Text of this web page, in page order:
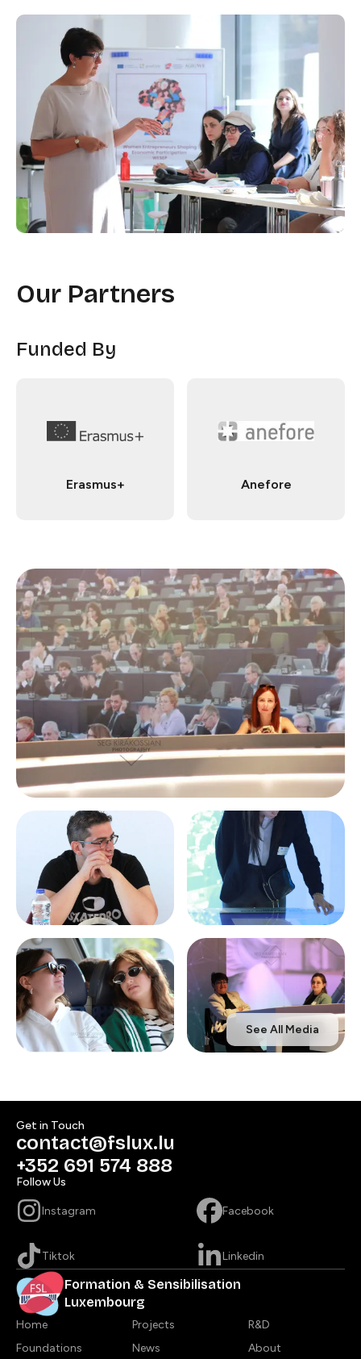
Our Partners
Funded By​​​​‌ ‍ ​‍​‍‌‍ ‌ ​‍‌‍‍‌‌‍‌ ‌‍‍‌‌‍ ‍​‍​‍​ ‍‍​‍​‍‌ ​ ‌‍​‌‌‍ ‍‌‍‍‌‌ ‌​‌ ‍‌​‍ ‍‌‍‍‌‌‍ ​‍​‍​‍ ​​‍​‍‌‍‍​‌ ​‍‌‍‌‌‌‍‌‍​‍​‍​ ‍‍​‍​‍​‍ ‌ ​ ‌ ‌​‌ ‌‌‌‍‌​‌‍‍‌‌‍ ​‍ ‌‍‍‌‌‍ ‍‌ ‌​‌‍‌‌‌‍ ‍‌ ‌​​‍ ‌‍‌‌‌‍‌​‌‍‍‌‌ ‌​​‍ ‌‍ ‌‌‍ ‌‍‌​‌‍‌‌​ ‌‌ ​​‌ ​‍‌‍‌‌‌ ​ ‌‍‌‌‌‍ ‍‌ ‌​‌‍​‌‌ ‌​‌‍‍‌‌‍ ‌‍ ‍​ ‍ ‌‍‍‌‌‍‌​​ ‌​ ‌ ‌‍​‍​ ​‍​ ​ ‌‍​‌​ ​ ‌‍​ ​ ‌​​‍ ‌​ ‍​​ ‌​‌‍‌‍‌‍‌‍​‍ ‌​ ‌​​ ​‌​ ‌‌​ ‌​​‍ ‌‌‍​‌​ ​‍‌‍‌‍​ ‌‌​‍ ‌‌‍​‌​ ‍​​ ​ ​ ‌ ‌‍‌​​ ​‌​ ‌‌‌‍​‌​ ‍‌​ ​​‌‍‌‍‌‍‌‍​ ‍ ‌ ‌​‌ ‍‌‌ ​​‌‍‌‌​ ‌‌ ​​‌ ​‍‌‍ ‌‍‍‍‌‍‌‌‌‍​ ‌ ‌​​ ‍ ‌ ​​‌‍​‌‌ ‌​‌‍‍​​ ‌‌ ​​‌‍​‌‌ ​‍‌ ‌​‌‍ ‍‌‍‌‌‌ ​‍‌ ​ ‌‌​ ‌‍‌‌‌‍​ ‌ ‌​‌‍‍‌‌‍ ‌‍ ‍‌ ​ ​‍‌‌​ ‌‌‌​​‍‌‌ ‌‍‍ ‌‍‌‌‌ ‍‌​‍‌‌​ ​ ‌​‌​​‍‌‌​ ​ ‌​‌​​‍‌‌​ ​‍​ ​‍​ ​​​ ​ ​ ​​​ ​‍‌‍‌​‌‍‌‍​ ‌ ‌‍​‌​ ‌‍​ ‌‍​ ​​​ ​​​‍‌‌​ ​‍​ ​‍​‍‌‌​ ‌‌‌​‌​​‍ ‍‌ ‌​‌‍‍‌‌ ‌​‌‍ ​‌‍‌‌​ ‌‍​‍‌‍​‌‌ ​ ‌‍‌‌‌‌‌‌‌ ​‍‌‍ ​​ ‌​‍‌‌​ ​‍‌​‌‍‌ ​ ‌ ‌​‌ ‌‌‌‍‌​‌‍‍‌‌‍ ​‍‌‍‌‍‍‌‌‍‌​​ ‌​ ‌ ‌‍​‍​ ​‍​ ​ ‌‍​‌​ ​ ‌‍​ ​ ‌​​‍ ‌​ ‍​​ ‌​‌‍‌‍‌‍‌‍​‍ ‌​ ‌​​ ​‌​ ‌‌​ ‌​​‍ ‌‌‍​‌​ ​‍‌‍‌‍​ ‌‌​‍ ‌‌‍​‌​ ‍​​ ​ ​ ‌ ‌‍‌​​ ​‌​ ‌‌‌‍​‌​ ‍‌​ ​​‌‍‌‍‌‍‌‍​‍‌‍‌ ‌​‌ ‍‌‌ ​​‌‍‌‌​ ‌‌ ​​‌ ​‍‌‍ ‌‍‍‍‌‍‌‌‌‍​ ‌ ‌​​‍‌‍‌ ​​‌‍​‌‌ ‌​‌‍‍​​ ‌‌ ​​‌‍​‌‌ ​‍‌ ‌​‌‍ ‍‌‍‌‌‌ ​‍‌ ​ ‌‌​ ‌‍‌‌‌‍​ ‌ ‌​‌‍‍‌‌‍ ‌‍ ‍‌ ​ ​‍‌‌​ ‌‌‌​​‍‌‌ ‌‍‍ ‌‍‌‌‌ ‍‌​‍‌‌​ ​ ‌​‌​​‍‌‌​ ​ ‌​‌​​‍‌‌​ ​‍​ ​‍​ ​​​ ​ ​ ​​​ ​‍‌‍‌​‌‍‌‍​ ‌ ‌‍​‌​ ‌‍​ ‌‍​ ​​​ ​​​‍‌‌​ ​‍​ ​‍​‍‌‌​ ‌‌‌​‌​​‍ ‍‌ ‌​‌‍‍‌‌ ‌​‌‍ ​‌‍‌‌​‍‌‍‌ ​​‌‍‌‌‌ ​‍‌ ​ ‌ ​​‌‍‌‌‌‍​ ‌ ‌​‌‍‍‌‌ ‌‍‌‍‌‌​ ‌‌ ​​‌ ‌‌‌‍​‍‌‍ ​‌‍‍‌‌ ​ ‌‍‍​‌‍‌‌‌‍‌​​‍​‍‌ ‌
Erasmus+​​​​‌ ‍ ​‍​‍‌‍ ‌ ​‍‌‍‍‌‌‍‌ ‌‍‍‌‌‍ ‍​‍​‍​ ‍‍​‍​‍‌ ​ ‌‍​‌‌‍ ‍‌‍‍‌‌ ‌​‌ ‍‌​‍ ‍‌‍‍‌‌‍ ​‍​‍​‍ ​​‍​‍‌‍‍​‌ ​‍‌‍‌‌‌‍‌‍​‍​‍​ ‍‍​‍​‍​‍ ‌ ​ ‌ ‌​‌ ‌‌‌‍‌​‌‍‍‌‌‍ ​‍ ‌‍‍‌‌‍ ‍‌ ‌​‌‍‌‌‌‍ ‍‌ ‌​​‍ ‌‍‌‌‌‍‌​‌‍‍‌‌ ‌​​‍ ‌‍ ‌‌‍ ‌‍‌​‌‍‌‌​ ‌‌ ​​‌ ​‍‌‍‌‌‌ ​ ‌‍‌‌‌‍ ‍‌ ‌​‌‍​‌‌ ‌​‌‍‍‌‌‍ ‌‍ ‍​ ‍ ‌‍‍‌‌‍‌​​ ‌​ ‍​​ ‌‍​ ‌​​ ‌‌​ ​‌​ ‌‌‌‍‌‌​ ​‍​‍ ‌​ ​​‌‍​‌‌‍​‍‌‍​ ​‍ ‌​ ‌​‌‍‌‍​ ​‍‌‍‌​​‍ ‌​ ‍​​ ‌‍‌‍​ ‌‍‌‍​‍ ‌‌‍‌‌​ ‌‌​ ‍​‌‍‌​​ ​‍​ ‌​​ ​‍‌‍​‌​ ​‍​ ‌‌‌‍​‌‌‍‌‌​ ‍ ‌ ‌​‌ ‍‌‌ ​​‌‍‌‌​ ‌‌ ​​‌‍​‌‌ ​‍‌ ‌​‌‍ ‍‌‍‌‌‌ ​‍​ ‍ ‌ ​​‌‍​‌‌ ‌​‌‍‍​​ ‌‌‍ ‍‌‍​‌‌‍ ‌‌‍‌‌​ ‌‍​‍‌‍​‌‌ ​ ‌‍‌‌‌‌‌‌‌ ​‍‌‍ ​​ ‌​‍‌‌​ ​‍‌​‌‍‌ ​ ‌ ‌​‌ ‌‌‌‍‌​‌‍‍‌‌‍ ​‍‌‍‌‍‍‌‌‍‌​​ ‌​ ‍​​ ‌‍​ ‌​​ ‌‌​ ​‌​ ‌‌‌‍‌‌​ ​‍​‍ ‌​ ​​‌‍​‌‌‍​‍‌‍​ ​‍ ‌​ ‌​‌‍‌‍​ ​‍‌‍‌​​‍ ‌​ ‍​​ ‌‍‌‍​ ‌‍‌‍​‍ ‌‌‍‌‌​ ‌‌​ ‍​‌‍‌​​ ​‍​ ‌​​ ​‍‌‍​‌​ ​‍​ ‌‌‌‍​‌‌‍‌‌​‍‌‍‌ ‌​‌ ‍‌‌ ​​‌‍‌‌​ ‌‌ ​​‌‍​‌‌ ​‍‌ ‌​‌‍ ‍‌‍‌‌‌ ​‍​‍‌‍‌ ​​‌‍​‌‌ ‌​‌‍‍​​ ‌‌‍ ‍‌‍​‌‌‍ ‌‌‍‌‌​‍‌‍‌ ​​‌‍‌‌‌ ​‍‌ ​ ‌ ​​‌‍‌‌‌‍​ ‌ ‌​‌‍‍‌‌ ‌‍‌‍‌‌​ ‌‌ ​​‌ ‌‌‌‍​‍‌‍ ​‌‍‍‌‌ ​ ‌‍‍​‌‍‌‌‌‍‌​​‍​‍‌ ‌ Anefore​​​​‌ ‍ ​‍​‍‌‍ ‌ ​‍‌‍‍‌‌‍‌ ‌‍‍‌‌‍ ‍​‍​‍​ ‍‍​‍​‍‌ ​ ‌‍​‌‌‍ ‍‌‍‍‌‌ ‌​‌ ‍‌​‍ ‍‌‍‍‌‌‍ ​‍​‍​‍ ​​‍​‍‌‍‍​‌ ​‍‌‍‌‌‌‍‌‍​‍​‍​ ‍‍​‍​‍​‍ ‌ ​ ‌ ‌​‌ ‌‌‌‍‌​‌‍‍‌‌‍ ​‍ ‌‍‍‌‌‍ ‍‌ ‌​‌‍‌‌‌‍ ‍‌ ‌​​‍ ‌‍‌‌‌‍‌​‌‍‍‌‌ ‌​​‍ ‌‍ ‌‌‍ ‌‍‌​‌‍‌‌​ ‌‌ ​​‌ ​‍‌‍‌‌‌ ​ ‌‍‌‌‌‍ ‍‌ ‌​‌‍​‌‌ ‌​‌‍‍‌‌‍ ‌‍ ‍​ ‍ ‌‍‍‌‌‍‌​​ ‌​ ‌‌​ ​ ​ ‌​​ ‌ ​ ​‍​ ​‌‌‍‌‍‌‍​‌​‍ ‌​ ​‌​ ​​​ ‌‌​ ​ ​‍ ‌​ ‌​‌‍‌‍‌‍​ ​ ​‌​‍ ‌​ ‍‌‌‍​‍​ ‍‌‌‍‌​​‍ ‌‌‍​‍​ ‌‍​ ‌‌‌‍​ ​ ​‌‌‍​‍‌‍‌​‌‍‌‍​ ​‍‌‍​‍​ ‍​​ ‌‍​ ‍ ‌ ‌​‌ ‍‌‌ ​​‌‍‌‌​ ‌‌ ​​‌‍​‌‌ ​‍‌ ‌​‌‍ ‍‌‍‌‌‌ ​‍​ ‍ ‌ ​​‌‍​‌‌ ‌​‌‍‍​​ ‌‌‍ ‍‌‍​‌‌‍ ‌‌‍‌‌​ ‌‍​‍‌‍​‌‌ ​ ‌‍‌‌‌‌‌‌‌ ​‍‌‍ ​​ ‌​‍‌‌​ ​‍‌​‌‍‌ ​ ‌ ‌​‌ ‌‌‌‍‌​‌‍‍‌‌‍ ​‍‌‍‌‍‍‌‌‍‌​​ ‌​ ‌‌​ ​ ​ ‌​​ ‌ ​ ​‍​ ​‌‌‍‌‍‌‍​‌​‍ ‌​ ​‌​ ​​​ ‌‌​ ​ ​‍ ‌​ ‌​‌‍‌‍‌‍​ ​ ​‌​‍ ‌​ ‍‌‌‍​‍​ ‍‌‌‍‌​​‍ ‌‌‍​‍​ ‌‍​ ‌‌‌‍​ ​ ​‌‌‍​‍‌‍‌​‌‍‌‍​ ​‍‌‍​‍​ ‍​​ ‌‍​‍‌‍‌ ‌​‌ ‍‌‌ ​​‌‍‌‌​ ‌‌ ​​‌‍​‌‌ ​‍‌ ‌​‌‍ ‍‌‍‌‌‌ ​‍​‍‌‍‌ ​​‌‍​‌‌ ‌​‌‍‍​​ ‌‌‍ ‍‌‍​‌‌‍ ‌‌‍‌‌​‍‌‍‌ ​​‌‍‌‌‌ ​‍‌ ​ ‌ ​​‌‍‌‌‌‍​ ‌ ‌​‌‍‍‌‌ ‌‍‌‍‌‌​ ‌‌ ​​‌ ‌‌‌‍​‍‌‍ ​‌‍‍‌‌ ​ ‌‍‍​‌‍‌‌‌‍‌​​‍​‍‌ ‌
See All Media
Get in Touch​​​​‌ ‍ ​‍​‍‌‍ ‌ ​‍‌‍‍‌‌‍‌ ‌‍‍‌‌‍ ‍​‍​‍​ ‍‍​‍​‍‌ ​ ‌‍​‌‌‍ ‍‌‍‍‌‌ ‌​‌ ‍‌​‍ ‍‌‍‍‌‌‍ ​‍​‍​‍ ​​‍​‍‌‍‍​‌ ​‍‌‍‌‌‌‍‌‍​‍​‍​ ‍‍​‍​‍​‍ ‌ ​ ‌ ‌​‌ ‌‌‌‍‌​‌‍‍‌‌‍ ​‍ ‌‍‍‌‌‍ ‍‌ ‌​‌‍‌‌‌‍ ‍‌ ‌​​‍ ‌‍‌‌‌‍‌​‌‍‍‌‌ ‌​​‍ ‌‍ ‌‌‍ ‌‍‌​‌‍‌‌​ ‌‌ ​​‌ ​‍‌‍‌‌‌ ​ ‌‍‌‌‌‍ ‍‌ ‌​‌‍​‌‌ ‌​‌‍‍‌‌‍ ‌‍ ‍​ ‍ ‌‍‍‌‌‍‌​​ ‌‌ ​ ‌‍‍‌‌ ‌​‌‍‌‌‌‌​ ‌‍‌‌‌ ‌​‌ ‌​‌‍‍‌‌‍ ‍‌‍‌ ‌ ​ ​ ‍ ‌ ‌​‌ ‍‌‌ ​​‌‍‌‌​ ‌‌ ​ ‌‍‍‌‌ ‌​‌‍‌‌‌‌​ ‌‍‌‌‌ ‌​‌ ‌​‌‍‍‌‌‍ ‍‌‍‌ ‌ ​ ​ ‍ ‌ ​​‌‍​‌‌ ‌​‌‍‍​​ ‌‌‍‌‍‌‍ ‌‍ ‌ ‌​‌‍‌‌‌ ​‍​‍ ‍‌‍​ ‌‍ ‌‍ ‍‌ ‌​‌‍​‌‌‍​ ‌ ‌​‌​‍​‌‍‌‌‌‍​‌‌‍‌​‌‍‍‌‌‍ ‍‌‍‌ ​ ‌‍​‍‌‍​‌‌ ​ ‌‍‌‌‌‌‌‌‌ ​‍‌‍ ​​ ‌​‍‌‌​ ​‍‌​‌‍‌ ​ ‌ ‌​‌ ‌‌‌‍‌​‌‍‍‌‌‍ ​‍‌‍‌‍‍‌‌‍‌​​ ‌‌ ​ ‌‍‍‌‌ ‌​‌‍‌‌‌‌​ ‌‍‌‌‌ ‌​‌ ‌​‌‍‍‌‌‍ ‍‌‍‌ ‌ ​ ​‍‌‍‌ ‌​‌ ‍‌‌ ​​‌‍‌‌​ ‌‌ ​ ‌‍‍‌‌ ‌​‌‍‌‌‌‌​ ‌‍‌‌‌ ‌​‌ ‌​‌‍‍‌‌‍ ‍‌‍‌ ‌ ​ ​‍‌‍‌ ​​‌‍​‌‌ ‌​‌‍‍​​ ‌‌‍‌‍‌‍ ‌‍ ‌ ‌​‌‍‌‌‌ ​‍​‍ ‍‌‍​ ‌‍ ‌‍ ‍‌ ‌​‌‍​‌‌‍​ ‌ ‌​‌​‍​‌‍‌‌‌‍​‌‌‍‌​‌‍‍‌‌‍ ‍‌‍‌ ​‍‌‍‌ ​​‌‍‌‌‌ ​‍‌ ​ ‌ ​​‌‍‌‌‌‍​ ‌ ‌​‌‍‍‌‌ ‌‍‌‍‌‌​ ‌‌ ​​‌ ‌‌‌‍​‍‌‍ ​‌‍‍‌‌ ​ ‌‍‍​‌‍‌‌‌‍‌​​‍​‍‌ ‌
contact@fslux.lu
+352 691 574 888​​​​‌ ‍ ​‍​‍‌‍ ‌ ​‍‌‍‍‌‌‍‌ ‌‍‍‌‌‍ ‍​‍​‍​ ‍‍​‍​‍‌ ​ ‌‍​‌‌‍ ‍‌‍‍‌‌ ‌​‌ ‍‌​‍ ‍‌‍‍‌‌‍ ​‍​‍​‍ ​​‍​‍‌‍‍​‌ ​‍‌‍‌‌‌‍‌‍​‍​‍​ ‍‍​‍​‍​‍ ‌ ​ ‌ ‌​‌ ‌‌‌‍‌​‌‍‍‌‌‍ ​‍ ‌‍‍‌‌‍ ‍‌ ‌​‌‍‌‌‌‍ ‍‌ ‌​​‍ ‌‍‌‌‌‍‌​‌‍‍‌‌ ‌​​‍ ‌‍ ‌‌‍ ‌‍‌​‌‍‌‌​ ‌‌ ​​‌ ​‍‌‍‌‌‌ ​ ‌‍‌‌‌‍ ‍‌ ‌​‌‍​‌‌ ‌​‌‍‍‌‌‍ ‌‍ ‍​ ‍ ‌‍‍‌‌‍‌​​ ‌‌ ​ ‌‍‍‌‌ ‌​‌‍‌‌‌‌​ ‌‍‌‌‌ ‌​‌ ‌​‌‍‍‌‌‍ ‍‌‍‌ ‌ ​ ​ ‍ ‌ ‌​‌ ‍‌‌ ​​‌‍‌‌​ ‌‌ ​ ‌‍‍‌‌ ‌​‌‍‌‌‌‌​ ‌‍‌‌‌ ‌​‌ ‌​‌‍‍‌‌‍ ‍‌‍‌ ‌ ​ ​ ‍ ‌ ​​‌‍​‌‌ ‌​‌‍‍​​ ‌‌‍​‍‌ ​‍‌‍​‌‌‍ ‍‌‍‌​‌‍‍‌‌‍ ‍‌‍‌ ​‍ ‍‌‍​ ‌‍ ‌‍ ‍‌ ‌​‌‍​‌‌‍​ ‌ ‌​‌​‍‌‌‍ ‍‌‍‌‍‌‍ ​‍ ‍‌ ​​‌‍‍​‌‍ ‌‍ ‍‌‍‌‌​ ‌‍​‍‌‍​‌‌ ​ ‌‍‌‌‌‌‌‌‌ ​‍‌‍ ​​ ‌​‍‌‌​ ​‍‌​‌‍‌ ​ ‌ ‌​‌ ‌‌‌‍‌​‌‍‍‌‌‍ ​‍‌‍‌‍‍‌‌‍‌​​ ‌‌ ​ ‌‍‍‌‌ ‌​‌‍‌‌‌‌​ ‌‍‌‌‌ ‌​‌ ‌​‌‍‍‌‌‍ ‍‌‍‌ ‌ ​ ​‍‌‍‌ ‌​‌ ‍‌‌ ​​‌‍‌‌​ ‌‌ ​ ‌‍‍‌‌ ‌​‌‍‌‌‌‌​ ‌‍‌‌‌ ‌​‌ ‌​‌‍‍‌‌‍ ‍‌‍‌ ‌ ​ ​‍‌‍‌ ​​‌‍​‌‌ ‌​‌‍‍​​ ‌‌‍​‍‌ ​‍‌‍​‌‌‍ ‍‌‍‌​‌‍‍‌‌‍ ‍‌‍‌ ​‍ ‍‌‍​ ‌‍ ‌‍ ‍‌ ‌​‌‍​‌‌‍​ ‌ ‌​‌​‍‌‌‍ ‍‌‍‌‍‌‍ ​‍ ‍‌ ​​‌‍‍​‌‍ ‌‍ ‍‌‍‌‌​‍‌‍‌ ​​‌‍‌‌‌ ​‍‌ ​ ‌ ​​‌‍‌‌‌‍​ ‌ ‌​‌‍‍‌‌ ‌‍‌‍‌‌​ ‌‌ ​​‌ ‌‌‌‍​‍‌‍ ​‌‍‍‌‌ ​ ‌‍‍​‌‍‌‌‌‍‌​​‍​‍‌ ‌
Follow Us​​​​‌ ‍ ​‍​‍‌‍ ‌ ​‍‌‍‍‌‌‍‌ ‌‍‍‌‌‍ ‍​‍​‍​ ‍‍​‍​‍‌ ​ ‌‍​‌‌‍ ‍‌‍‍‌‌ ‌​‌ ‍‌​‍ ‍‌‍‍‌‌‍ ​‍​‍​‍ ​​‍​‍‌‍‍​‌ ​‍‌‍‌‌‌‍‌‍​‍​‍​ ‍‍​‍​‍​‍ ‌ ​ ‌ ‌​‌ ‌‌‌‍‌​‌‍‍‌‌‍ ​‍ ‌‍‍‌‌‍ ‍‌ ‌​‌‍‌‌‌‍ ‍‌ ‌​​‍ ‌‍‌‌‌‍‌​‌‍‍‌‌ ‌​​‍ ‌‍ ‌‌‍ ‌‍‌​‌‍‌‌​ ‌‌ ​​‌ ​‍‌‍‌‌‌ ​ ‌‍‌‌‌‍ ‍‌ ‌​‌‍​‌‌ ‌​‌‍‍‌‌‍ ‌‍ ‍​ ‍ ‌‍‍‌‌‍‌​​ ‌‌ ​ ‌‍‍‌‌ ‌​‌‍‌‌‌‌​ ‌‍‌‌‌ ‌​‌ ‌​‌‍‍‌‌‍ ‍‌‍‌ ‌ ​ ​ ‍ ‌ ‌​‌ ‍‌‌ ​​‌‍‌‌​ ‌‌ ​ ‌‍‍‌‌ ‌​‌‍‌‌‌‌​ ‌‍‌‌‌ ‌​‌ ‌​‌‍‍‌‌‍ ‍‌‍‌ ‌ ​ ​ ‍ ‌ ​​‌‍​‌‌ ‌​‌‍‍​​ ‌‌‍‌‍‌‍ ‌‍ ‌ ‌​‌‍‌‌‌ ​‍​‍ ‍‌ ​ ‌‍ ‌‍​ ‌‍‍‌‌‍​‌‌‍ ​‌​‍​‌‍‌‌‌‍​‌‌‍‌​‌‍‍‌‌‍ ‍‌‍‌ ​ ‌‍​‍‌‍​‌‌ ​ ‌‍‌‌‌‌‌‌‌ ​‍‌‍ ​​ ‌​‍‌‌​ ​‍‌​‌‍‌ ​ ‌ ‌​‌ ‌‌‌‍‌​‌‍‍‌‌‍ ​‍‌‍‌‍‍‌‌‍‌​​ ‌‌ ​ ‌‍‍‌‌ ‌​‌‍‌‌‌‌​ ‌‍‌‌‌ ‌​‌ ‌​‌‍‍‌‌‍ ‍‌‍‌ ‌ ​ ​‍‌‍‌ ‌​‌ ‍‌‌ ​​‌‍‌‌​ ‌‌ ​ ‌‍‍‌‌ ‌​‌‍‌‌‌‌​ ‌‍‌‌‌ ‌​‌ ‌​‌‍‍‌‌‍ ‍‌‍‌ ‌ ​ ​‍‌‍‌ ​​‌‍​‌‌ ‌​‌‍‍​​ ‌‌‍‌‍‌‍ ‌‍ ‌ ‌​‌‍‌‌‌ ​‍​‍ ‍‌ ​ ‌‍ ‌‍​ ‌‍‍‌‌‍​‌‌‍ ​‌​‍​‌‍‌‌‌‍​‌‌‍‌​‌‍‍‌‌‍ ‍‌‍‌ ​‍‌‍‌ ​​‌‍‌‌‌ ​‍‌ ​ ‌ ​​‌‍‌‌‌‍​ ‌ ‌​‌‍‍‌‌ ‌‍‌‍‌‌​ ‌‌ ​​‌ ‌‌‌‍​‍‌‍ ​‌‍‍‌‌ ​ ‌‍‍​‌‍‌‌‌‍‌​​‍​‍‌ ‌
Instagram​​​​‌ ‍ ​‍​‍‌‍ ‌ ​‍‌‍‍‌‌‍‌ ‌‍‍‌‌‍ ‍​‍​‍​ ‍‍​‍​‍‌ ​ ‌‍​‌‌‍ ‍‌‍‍‌‌ ‌​‌ ‍‌​‍ ‍‌‍‍‌‌‍ ​‍​‍​‍ ​​‍​‍‌‍‍​‌ ​‍‌‍‌‌‌‍‌‍​‍​‍​ ‍‍​‍​‍​‍ ‌ ​ ‌ ‌​‌ ‌‌‌‍‌​‌‍‍‌‌‍ ​‍ ‌‍‍‌‌‍ ‍‌ ‌​‌‍‌‌‌‍ ‍‌ ‌​​‍ ‌‍‌‌‌‍‌​‌‍‍‌‌ ‌​​‍ ‌‍ ‌‌‍ ‌‍‌​‌‍‌‌​ ‌‌ ​​‌ ​‍‌‍‌‌‌ ​ ‌‍‌‌‌‍ ‍‌ ‌​‌‍​‌‌ ‌​‌‍‍‌‌‍ ‌‍ ‍​ ‍ ‌‍‍‌‌‍‌​​ ‌‌ ​ ‌‍‍‌‌ ‌​‌‍‌‌‌‌​ ‌‍‌‌‌ ‌​‌ ‌​‌‍‍‌‌‍ ‍‌‍‌ ‌ ​ ​ ‍ ‌ ‌​‌ ‍‌‌ ​​‌‍‌‌​ ‌‌ ​ ‌‍‍‌‌ ‌​‌‍‌‌‌‌​ ‌‍‌‌‌ ‌​‌ ‌​‌‍‍‌‌‍ ‍‌‍‌ ‌ ​ ​ ‍ ‌ ​​‌‍​‌‌ ‌​‌‍‍​​ ‌‌ ​ ‌‍ ‌‍​ ‌‍‍‌‌‍​‌‌‍ ​‌​ ​‌‍‍‌‌‍ ‍‌‍‍ ‌ ​ ​‍‌‌​ ‌‌‌​​‍‌‌ ‌‍‍ ‌‍‌‌‌ ‍‌​‍‌‌​ ​ ‌​‌​​‍‌‌​ ​ ‌​‌​​‍‌‌​ ​‍​ ​‍​ ​‍‌‍‌‌‌‍​‍‌‍‌‌‌‍‌‌​ ​‌​ ‌​‌‍​ ‌‍​ ‌‍‌‌‌‍​‍​ ‌‌​‍‌‌​ ​‍​ ​‍​‍‌‌​ ‌‌‌​‌​​‍ ‍‌ ​​‌‍ ​‌‍​‌‌ ‌​‌‍‌‍‌‍ ‌ ​‍‌‍ ‌​ ‌‍​‍‌‍​‌‌ ​ ‌‍‌‌‌‌‌‌‌ ​‍‌‍ ​​ ‌​‍‌‌​ ​‍‌​‌‍‌ ​ ‌ ‌​‌ ‌‌‌‍‌​‌‍‍‌‌‍ ​‍‌‍‌‍‍‌‌‍‌​​ ‌‌ ​ ‌‍‍‌‌ ‌​‌‍‌‌‌‌​ ‌‍‌‌‌ ‌​‌ ‌​‌‍‍‌‌‍ ‍‌‍‌ ‌ ​ ​‍‌‍‌ ‌​‌ ‍‌‌ ​​‌‍‌‌​ ‌‌ ​ ‌‍‍‌‌ ‌​‌‍‌‌‌‌​ ‌‍‌‌‌ ‌​‌ ‌​‌‍‍‌‌‍ ‍‌‍‌ ‌ ​ ​‍‌‍‌ ​​‌‍​‌‌ ‌​‌‍‍​​ ‌‌ ​ ‌‍ ‌‍​ ‌‍‍‌‌‍​‌‌‍ ​‌​ ​‌‍‍‌‌‍ ‍‌‍‍ ‌ ​ ​‍‌‌​ ‌‌‌​​‍‌‌ ‌‍‍ ‌‍‌‌‌ ‍‌​‍‌‌​ ​ ‌​‌​​‍‌‌​ ​ ‌​‌​​‍‌‌​ ​‍​ ​‍​ ​‍‌‍‌‌‌‍​‍‌‍‌‌‌‍‌‌​ ​‌​ ‌​‌‍​ ‌‍​ ‌‍‌‌‌‍​‍​ ‌‌​‍‌‌​ ​‍​ ​‍​‍‌‌​ ‌‌‌​‌​​‍ ‍‌ ​​‌‍ ​‌‍​‌‌ ‌​‌‍‌‍‌‍ ‌ ​‍‌‍ ‌​‍‌‍‌ ​​‌‍‌‌‌ ​‍‌ ​ ‌ ​​‌‍‌‌‌‍​ ‌ ‌​‌‍‍‌‌ ‌‍‌‍‌‌​ ‌‌ ​​‌ ‌‌‌‍​‍‌‍ ​‌‍‍‌‌ ​ ‌‍‍​‌‍‌‌‌‍‌​​‍​‍‌ ‌ Facebook​​​​‌ ‍ ​‍​‍‌‍ ‌ ​‍‌‍‍‌‌‍‌ ‌‍‍‌‌‍ ‍​‍​‍​ ‍‍​‍​‍‌ ​ ‌‍​‌‌‍ ‍‌‍‍‌‌ ‌​‌ ‍‌​‍ ‍‌‍‍‌‌‍ ​‍​‍​‍ ​​‍​‍‌‍‍​‌ ​‍‌‍‌‌‌‍‌‍​‍​‍​ ‍‍​‍​‍​‍ ‌ ​ ‌ ‌​‌ ‌‌‌‍‌​‌‍‍‌‌‍ ​‍ ‌‍‍‌‌‍ ‍‌ ‌​‌‍‌‌‌‍ ‍‌ ‌​​‍ ‌‍‌‌‌‍‌​‌‍‍‌‌ ‌​​‍ ‌‍ ‌‌‍ ‌‍‌​‌‍‌‌​ ‌‌ ​​‌ ​‍‌‍‌‌‌ ​ ‌‍‌‌‌‍ ‍‌ ‌​‌‍​‌‌ ‌​‌‍‍‌‌‍ ‌‍ ‍​ ‍ ‌‍‍‌‌‍‌​​ ‌‌ ​ ‌‍‍‌‌ ‌​‌‍‌‌‌‌​ ‌‍‌‌‌ ‌​‌ ‌​‌‍‍‌‌‍ ‍‌‍‌ ‌ ​ ​ ‍ ‌ ‌​‌ ‍‌‌ ​​‌‍‌‌​ ‌‌ ​ ‌‍‍‌‌ ‌​‌‍‌‌‌‌​ ‌‍‌‌‌ ‌​‌ ‌​‌‍‍‌‌‍ ‍‌‍‌ ‌ ​ ​ ‍ ‌ ​​‌‍​‌‌ ‌​‌‍‍​​ ‌‌ ​ ‌‍ ‌‍​ ‌‍‍‌‌‍​‌‌‍ ​‌​ ​‌‍‍‌‌‍ ‍‌‍‍ ‌ ​ ​‍‌‌​ ‌‌‌​​‍‌‌ ‌‍‍ ‌‍‌‌‌ ‍‌​‍‌‌​ ​ ‌​‌​​‍‌‌​ ​ ‌​‌​​‍‌‌​ ​‍​ ​‍​ ‍​​ ​ ‌‍‌‍‌‍​ ‌‍‌​​ ‌‌​ ‍‌​ ‌ ​ ‍‌‌‍​‍​ ​ ‌‍​‍​‍‌‌​ ​‍​ ​‍​‍‌‌​ ‌‌‌​‌​​‍ ‍‌ ​​‌‍ ​‌‍​‌‌ ‌​‌‍‌‍‌‍ ‌ ​‍‌‍ ‌​ ‌‍​‍‌‍​‌‌ ​ ‌‍‌‌‌‌‌‌‌ ​‍‌‍ ​​ ‌​‍‌‌​ ​‍‌​‌‍‌ ​ ‌ ‌​‌ ‌‌‌‍‌​‌‍‍‌‌‍ ​‍‌‍‌‍‍‌‌‍‌​​ ‌‌ ​ ‌‍‍‌‌ ‌​‌‍‌‌‌‌​ ‌‍‌‌‌ ‌​‌ ‌​‌‍‍‌‌‍ ‍‌‍‌ ‌ ​ ​‍‌‍‌ ‌​‌ ‍‌‌ ​​‌‍‌‌​ ‌‌ ​ ‌‍‍‌‌ ‌​‌‍‌‌‌‌​ ‌‍‌‌‌ ‌​‌ ‌​‌‍‍‌‌‍ ‍‌‍‌ ‌ ​ ​‍‌‍‌ ​​‌‍​‌‌ ‌​‌‍‍​​ ‌‌ ​ ‌‍ ‌‍​ ‌‍‍‌‌‍​‌‌‍ ​‌​ ​‌‍‍‌‌‍ ‍‌‍‍ ‌ ​ ​‍‌‌​ ‌‌‌​​‍‌‌ ‌‍‍ ‌‍‌‌‌ ‍‌​‍‌‌​ ​ ‌​‌​​‍‌‌​ ​ ‌​‌​​‍‌‌​ ​‍​ ​‍​ ‍​​ ​ ‌‍‌‍‌‍​ ‌‍‌​​ ‌‌​ ‍‌​ ‌ ​ ‍‌‌‍​‍​ ​ ‌‍​‍​‍‌‌​ ​‍​ ​‍​‍‌‌​ ‌‌‌​‌​​‍ ‍‌ ​​‌‍ ​‌‍​‌‌ ‌​‌‍‌‍‌‍ ‌ ​‍‌‍ ‌​‍‌‍‌ ​​‌‍‌‌‌ ​‍‌ ​ ‌ ​​‌‍‌‌‌‍​ ‌ ‌​‌‍‍‌‌ ‌‍‌‍‌‌​ ‌‌ ​​‌ ‌‌‌‍​‍‌‍ ​‌‍‍‌‌ ​ ‌‍‍​‌‍‌‌‌‍‌​​‍​‍‌ ‌
Tiktok​​​​‌ ‍ ​‍​‍‌‍ ‌ ​‍‌‍‍‌‌‍‌ ‌‍‍‌‌‍ ‍​‍​‍​ ‍‍​‍​‍‌ ​ ‌‍​‌‌‍ ‍‌‍‍‌‌ ‌​‌ ‍‌​‍ ‍‌‍‍‌‌‍ ​‍​‍​‍ ​​‍​‍‌‍‍​‌ ​‍‌‍‌‌‌‍‌‍​‍​‍​ ‍‍​‍​‍​‍ ‌ ​ ‌ ‌​‌ ‌‌‌‍‌​‌‍‍‌‌‍ ​‍ ‌‍‍‌‌‍ ‍‌ ‌​‌‍‌‌‌‍ ‍‌ ‌​​‍ ‌‍‌‌‌‍‌​‌‍‍‌‌ ‌​​‍ ‌‍ ‌‌‍ ‌‍‌​‌‍‌‌​ ‌‌ ​​‌ ​‍‌‍‌‌‌ ​ ‌‍‌‌‌‍ ‍‌ ‌​‌‍​‌‌ ‌​‌‍‍‌‌‍ ‌‍ ‍​ ‍ ‌‍‍‌‌‍‌​​ ‌‌ ​ ‌‍‍‌‌ ‌​‌‍‌‌‌‌​ ‌‍‌‌‌ ‌​‌ ‌​‌‍‍‌‌‍ ‍‌‍‌ ‌ ​ ​ ‍ ‌ ‌​‌ ‍‌‌ ​​‌‍‌‌​ ‌‌ ​ ‌‍‍‌‌ ‌​‌‍‌‌‌‌​ ‌‍‌‌‌ ‌​‌ ‌​‌‍‍‌‌‍ ‍‌‍‌ ‌ ​ ​ ‍ ‌ ​​‌‍​‌‌ ‌​‌‍‍​​ ‌‌ ​ ‌‍ ‌‍​ ‌‍‍‌‌‍​‌‌‍ ​‌​ ​‌‍‍‌‌‍ ‍‌‍‍ ‌ ​ ​‍‌‌​ ‌‌‌​​‍‌‌ ‌‍‍ ‌‍‌‌‌ ‍‌​‍‌‌​ ​ ‌​‌​​‍‌‌​ ​ ‌​‌​​‍‌‌​ ​‍​ ​‍‌‍‌​‌‍‌​‌‍​‍‌‍​‌​ ‌‌​ ​‌​ ‍​​ ‍​‌‍​‌​ ​‌​ ​ ​ ​ ​‍‌‌​ ​‍​ ​‍​‍‌‌​ ‌‌‌​‌​​‍ ‍‌ ​​‌‍ ​‌‍​‌‌ ‌​‌‍‌‍‌‍ ‌ ​‍‌‍ ‌​ ‌‍​‍‌‍​‌‌ ​ ‌‍‌‌‌‌‌‌‌ ​‍‌‍ ​​ ‌​‍‌‌​ ​‍‌​‌‍‌ ​ ‌ ‌​‌ ‌‌‌‍‌​‌‍‍‌‌‍ ​‍‌‍‌‍‍‌‌‍‌​​ ‌‌ ​ ‌‍‍‌‌ ‌​‌‍‌‌‌‌​ ‌‍‌‌‌ ‌​‌ ‌​‌‍‍‌‌‍ ‍‌‍‌ ‌ ​ ​‍‌‍‌ ‌​‌ ‍‌‌ ​​‌‍‌‌​ ‌‌ ​ ‌‍‍‌‌ ‌​‌‍‌‌‌‌​ ‌‍‌‌‌ ‌​‌ ‌​‌‍‍‌‌‍ ‍‌‍‌ ‌ ​ ​‍‌‍‌ ​​‌‍​‌‌ ‌​‌‍‍​​ ‌‌ ​ ‌‍ ‌‍​ ‌‍‍‌‌‍​‌‌‍ ​‌​ ​‌‍‍‌‌‍ ‍‌‍‍ ‌ ​ ​‍‌‌​ ‌‌‌​​‍‌‌ ‌‍‍ ‌‍‌‌‌ ‍‌​‍‌‌​ ​ ‌​‌​​‍‌‌​ ​ ‌​‌​​‍‌‌​ ​‍​ ​‍‌‍‌​‌‍‌​‌‍​‍‌‍​‌​ ‌‌​ ​‌​ ‍​​ ‍​‌‍​‌​ ​‌​ ​ ​ ​ ​‍‌‌​ ​‍​ ​‍​‍‌‌​ ‌‌‌​‌​​‍ ‍‌ ​​‌‍ ​‌‍​‌‌ ‌​‌‍‌‍‌‍ ‌ ​‍‌‍ ‌​‍‌‍‌ ​​‌‍‌‌‌ ​‍‌ ​ ‌ ​​‌‍‌‌‌‍​ ‌ ‌​‌‍‍‌‌ ‌‍‌‍‌‌​ ‌‌ ​​‌ ‌‌‌‍​‍‌‍ ​‌‍‍‌‌ ​ ‌‍‍​‌‍‌‌‌‍‌​​‍​‍‌ ‌ Linkedin​​​​‌ ‍ ​‍​‍‌‍ ‌ ​‍‌‍‍‌‌‍‌ ‌‍‍‌‌‍ ‍​‍​‍​ ‍‍​‍​‍‌ ​ ‌‍​‌‌‍ ‍‌‍‍‌‌ ‌​‌ ‍‌​‍ ‍‌‍‍‌‌‍ ​‍​‍​‍ ​​‍​‍‌‍‍​‌ ​‍‌‍‌‌‌‍‌‍​‍​‍​ ‍‍​‍​‍​‍ ‌ ​ ‌ ‌​‌ ‌‌‌‍‌​‌‍‍‌‌‍ ​‍ ‌‍‍‌‌‍ ‍‌ ‌​‌‍‌‌‌‍ ‍‌ ‌​​‍ ‌‍‌‌‌‍‌​‌‍‍‌‌ ‌​​‍ ‌‍ ‌‌‍ ‌‍‌​‌‍‌‌​ ‌‌ ​​‌ ​‍‌‍‌‌‌ ​ ‌‍‌‌‌‍ ‍‌ ‌​‌‍​‌‌ ‌​‌‍‍‌‌‍ ‌‍ ‍​ ‍ ‌‍‍‌‌‍‌​​ ‌‌ ​ ‌‍‍‌‌ ‌​‌‍‌‌‌‌​ ‌‍‌‌‌ ‌​‌ ‌​‌‍‍‌‌‍ ‍‌‍‌ ‌ ​ ​ ‍ ‌ ‌​‌ ‍‌‌ ​​‌‍‌‌​ ‌‌ ​ ‌‍‍‌‌ ‌​‌‍‌‌‌‌​ ‌‍‌‌‌ ‌​‌ ‌​‌‍‍‌‌‍ ‍‌‍‌ ‌ ​ ​ ‍ ‌ ​​‌‍​‌‌ ‌​‌‍‍​​ ‌‌ ​ ‌‍ ‌‍​ ‌‍‍‌‌‍​‌‌‍ ​‌​ ​‌‍‍‌‌‍ ‍‌‍‍ ‌ ​ ​‍‌‌​ ‌‌‌​​‍‌‌ ‌‍‍ ‌‍‌‌‌ ‍‌​‍‌‌​ ​ ‌​‌​​‍‌‌​ ​ ‌​‌​​‍‌‌​ ​‍​ ​‍​ ‌​​ ​‍​ ‌‍​ ‌​​ ‍‌‌‍‌‍​ ​‌‌‍‌‌‌‍​ ​ ‌‍​ ​‌​ ​ ​‍‌‌​ ​‍​ ​‍​‍‌‌​ ‌‌‌​‌​​‍ ‍‌ ​​‌‍ ​‌‍​‌‌ ‌​‌‍‌‍‌‍ ‌ ​‍‌‍ ‌​ ‌‍​‍‌‍​‌‌ ​ ‌‍‌‌‌‌‌‌‌ ​‍‌‍ ​​ ‌​‍‌‌​ ​‍‌​‌‍‌ ​ ‌ ‌​‌ ‌‌‌‍‌​‌‍‍‌‌‍ ​‍‌‍‌‍‍‌‌‍‌​​ ‌‌ ​ ‌‍‍‌‌ ‌​‌‍‌‌‌‌​ ‌‍‌‌‌ ‌​‌ ‌​‌‍‍‌‌‍ ‍‌‍‌ ‌ ​ ​‍‌‍‌ ‌​‌ ‍‌‌ ​​‌‍‌‌​ ‌‌ ​ ‌‍‍‌‌ ‌​‌‍‌‌‌‌​ ‌‍‌‌‌ ‌​‌ ‌​‌‍‍‌‌‍ ‍‌‍‌ ‌ ​ ​‍‌‍‌ ​​‌‍​‌‌ ‌​‌‍‍​​ ‌‌ ​ ‌‍ ‌‍​ ‌‍‍‌‌‍​‌‌‍ ​‌​ ​‌‍‍‌‌‍ ‍‌‍‍ ‌ ​ ​‍‌‌​ ‌‌‌​​‍‌‌ ‌‍‍ ‌‍‌‌‌ ‍‌​‍‌‌​ ​ ‌​‌​​‍‌‌​ ​ ‌​‌​​‍‌‌​ ​‍​ ​‍​ ‌​​ ​‍​ ‌‍​ ‌​​ ‍‌‌‍‌‍​ ​‌‌‍‌‌‌‍​ ​ ‌‍​ ​‌​ ​ ​‍‌‌​ ​‍​ ​‍​‍‌‌​ ‌‌‌​‌​​‍ ‍‌ ​​‌‍ ​‌‍​‌‌ ‌​‌‍‌‍‌‍ ‌ ​‍‌‍ ‌​‍‌‍‌ ​​‌‍‌‌‌ ​‍‌ ​ ‌ ​​‌‍‌‌‌‍​ ‌ ‌​‌‍‍‌‌ ‌‍‌‍‌‌​ ‌‌ ​​‌ ‌‌‌‍​‍‌‍ ​‌‍‍‌‌ ​ ‌‍‍​‌‍‌‌‌‍‌​​‍​‍‌ ‌
Formation & Sensibilisation
Luxembourg​​​​‌ ‍ ​‍​‍‌‍ ‌ ​‍‌‍‍‌‌‍‌ ‌‍‍‌‌‍ ‍​‍​‍​ ‍‍​‍​‍‌ ​ ‌‍​‌‌‍ ‍‌‍‍‌‌ ‌​‌ ‍‌​‍ ‍‌‍‍‌‌‍ ​‍​‍​‍ ​​‍​‍‌‍‍​‌ ​‍‌‍‌‌‌‍‌‍​‍​‍​ ‍‍​‍​‍​‍ ‌ ​ ‌ ‌​‌ ‌‌‌‍‌​‌‍‍‌‌‍ ​‍ ‌‍‍‌‌‍ ‍‌ ‌​‌‍‌‌‌‍ ‍‌ ‌​​‍ ‌‍‌‌‌‍‌​‌‍‍‌‌ ‌​​‍ ‌‍ ‌‌‍ ‌‍‌​‌‍‌‌​ ‌‌ ​​‌ ​‍‌‍‌‌‌ ​ ‌‍‌‌‌‍ ‍‌ ‌​‌‍​‌‌ ‌​‌‍‍‌‌‍ ‌‍ ‍​ ‍ ‌‍‍‌‌‍‌​​ ‌‌ ​ ‌‍‍‌‌ ‌​‌‍‌‌‌‌​ ‌‍‌‌‌ ‌​‌ ‌​‌‍‍‌‌‍ ‍‌‍‌ ‌ ​ ​ ‍ ‌ ‌​‌ ‍‌‌ ​​‌‍‌‌​ ‌‌ ​ ‌‍‍‌‌ ‌​‌‍‌‌‌‌​ ‌‍‌‌‌ ‌​‌ ‌​‌‍‍‌‌‍ ‍‌‍‌ ‌ ​ ​ ‍ ‌ ​​‌‍​‌‌ ‌​‌‍‍​​ ‌‌‍​‍‌ ​‍‌‍​‌‌‍ ‍‌‍‌​‌‍‍‌‌‍ ‍‌‍‌ ​‍ ‍‌‍​‍‌ ​‍‌‍​‌‌‍ ‍‌‍‌​‌​ ‍‌‍​‌‌‍ ‌‌‍‌‌​ ‌‍​‍‌‍​‌‌ ​ ‌‍‌‌‌‌‌‌‌ ​‍‌‍ ​​ ‌​‍‌‌​ ​‍‌​‌‍‌ ​ ‌ ‌​‌ ‌‌‌‍‌​‌‍‍‌‌‍ ​‍‌‍‌‍‍‌‌‍‌​​ ‌‌ ​ ‌‍‍‌‌ ‌​‌‍‌‌‌‌​ ‌‍‌‌‌ ‌​‌ ‌​‌‍‍‌‌‍ ‍‌‍‌ ‌ ​ ​‍‌‍‌ ‌​‌ ‍‌‌ ​​‌‍‌‌​ ‌‌ ​ ‌‍‍‌‌ ‌​‌‍‌‌‌‌​ ‌‍‌‌‌ ‌​‌ ‌​‌‍‍‌‌‍ ‍‌‍‌ ‌ ​ ​‍‌‍‌ ​​‌‍​‌‌ ‌​‌‍‍​​ ‌‌‍​‍‌ ​‍‌‍​‌‌‍ ‍‌‍‌​‌‍‍‌‌‍ ‍‌‍‌ ​‍ ‍‌‍​‍‌ ​‍‌‍​‌‌‍ ‍‌‍‌​‌​ ‍‌‍​‌‌‍ ‌‌‍‌‌​‍‌‍‌ ​​‌‍‌‌‌ ​‍‌ ​ ‌ ​​‌‍‌‌‌‍​ ‌ ‌​‌‍‍‌‌ ‌‍‌‍‌‌​ ‌‌ ​​‌ ‌‌‌‍​‍‌‍ ​‌‍‍‌‌ ​ ‌‍‍​‌‍‌‌‌‍‌​​‍​‍‌ ‌
Home​​​​‌ ‍ ​‍​‍‌‍ ‌ ​‍‌‍‍‌‌‍‌ ‌‍‍‌‌‍ ‍​‍​‍​ ‍‍​‍​‍‌ ​ ‌‍​‌‌‍ ‍‌‍‍‌‌ ‌​‌ ‍‌​‍ ‍‌‍‍‌‌‍ ​‍​‍​‍ ​​‍​‍‌‍‍​‌ ​‍‌‍‌‌‌‍‌‍​‍​‍​ ‍‍​‍​‍​‍ ‌ ​ ‌ ‌​‌ ‌‌‌‍‌​‌‍‍‌‌‍ ​‍ ‌‍‍‌‌‍ ‍‌ ‌​‌‍‌‌‌‍ ‍‌ ‌​​‍ ‌‍‌‌‌‍‌​‌‍‍‌‌ ‌​​‍ ‌‍ ‌‌‍ ‌‍‌​‌‍‌‌​ ‌‌ ​​‌ ​‍‌‍‌‌‌ ​ ‌‍‌‌‌‍ ‍‌ ‌​‌‍​‌‌ ‌​‌‍‍‌‌‍ ‌‍ ‍​ ‍ ‌‍‍‌‌‍‌​​ ‌‌ ​ ‌‍‍‌‌ ‌​‌‍‌‌‌‌​ ‌‍‌‌‌ ‌​‌ ‌​‌‍‍‌‌‍ ‍‌‍‌ ‌ ​ ​ ‍ ‌ ‌​‌ ‍‌‌ ​​‌‍‌‌​ ‌‌ ​ ‌‍‍‌‌ ‌​‌‍‌‌‌‌​ ‌‍‌‌‌ ‌​‌ ‌​‌‍‍‌‌‍ ‍‌‍‌ ‌ ​ ​ ‍ ‌ ​​‌‍​‌‌ ‌​‌‍‍​​ ‌‌‍‌‍‌‍ ‌‍ ‌ ‌​‌‍‌‌‌ ​‍​‍ ‍‌‍ ‍‌‍​‌‌ ‌‍‌​ ​‌‍‍‌‌‍ ‍‌‍‍ ‌ ​ ​‍‌‌​ ‌‌‌​​‍‌‌ ‌‍‍ ‌‍‌‌‌ ‍‌​‍‌‌​ ​ ‌​‌​​‍‌‌​ ​ ‌​‌​​‍‌‌​ ​‍​ ​‍‌‍​‍‌‍​‌​ ‌ ‌‍‌‍‌‍​‌​ ‌‍​ ‌ ​ ​​‌‍‌‍​ ​‍​ ‌‌​ ​‍​‍‌‌​ ​‍​ ​‍​‍‌‌​ ‌‌‌​‌​​‍ ‍‌‍ ​‌‍​‌‌‍​‍‌‍‌‌‌‍ ​​ ‌‍​‍‌‍​‌‌ ​ ‌‍‌‌‌‌‌‌‌ ​‍‌‍ ​​ ‌​‍‌‌​ ​‍‌​‌‍‌ ​ ‌ ‌​‌ ‌‌‌‍‌​‌‍‍‌‌‍ ​‍‌‍‌‍‍‌‌‍‌​​ ‌‌ ​ ‌‍‍‌‌ ‌​‌‍‌‌‌‌​ ‌‍‌‌‌ ‌​‌ ‌​‌‍‍‌‌‍ ‍‌‍‌ ‌ ​ ​‍‌‍‌ ‌​‌ ‍‌‌ ​​‌‍‌‌​ ‌‌ ​ ‌‍‍‌‌ ‌​‌‍‌‌‌‌​ ‌‍‌‌‌ ‌​‌ ‌​‌‍‍‌‌‍ ‍‌‍‌ ‌ ​ ​‍‌‍‌ ​​‌‍​‌‌ ‌​‌‍‍​​ ‌‌‍‌‍‌‍ ‌‍ ‌ ‌​‌‍‌‌‌ ​‍​‍ ‍‌‍ ‍‌‍​‌‌ ‌‍‌​ ​‌‍‍‌‌‍ ‍‌‍‍ ‌ ​ ​‍‌‌​ ‌‌‌​​‍‌‌ ‌‍‍ ‌‍‌‌‌ ‍‌​‍‌‌​ ​ ‌​‌​​‍‌‌​ ​ ‌​‌​​‍‌‌​ ​‍​ ​‍‌‍​‍‌‍​‌​ ‌ ‌‍‌‍‌‍​‌​ ‌‍​ ‌ ​ ​​‌‍‌‍​ ​‍​ ‌‌​ ​‍​‍‌‌​ ​‍​ ​‍​‍‌‌​ ‌‌‌​‌​​‍ ‍‌‍ ​‌‍​‌‌‍​‍‌‍‌‌‌‍ ​​‍‌‍‌ ​​‌‍‌‌‌ ​‍‌ ​ ‌ ​​‌‍‌‌‌‍​ ‌ ‌​‌‍‍‌‌ ‌‍‌‍‌‌​ ‌‌ ​​‌ ‌‌‌‍​‍‌‍ ​‌‍‍‌‌ ​ ‌‍‍​‌‍‌‌‌‍‌​​‍​‍‌ ‌ Projects​​​​‌ ‍ ​‍​‍‌‍ ‌ ​‍‌‍‍‌‌‍‌ ‌‍‍‌‌‍ ‍​‍​‍​ ‍‍​‍​‍‌ ​ ‌‍​‌‌‍ ‍‌‍‍‌‌ ‌​‌ ‍‌​‍ ‍‌‍‍‌‌‍ ​‍​‍​‍ ​​‍​‍‌‍‍​‌ ​‍‌‍‌‌‌‍‌‍​‍​‍​ ‍‍​‍​‍​‍ ‌ ​ ‌ ‌​‌ ‌‌‌‍‌​‌‍‍‌‌‍ ​‍ ‌‍‍‌‌‍ ‍‌ ‌​‌‍‌‌‌‍ ‍‌ ‌​​‍ ‌‍‌‌‌‍‌​‌‍‍‌‌ ‌​​‍ ‌‍ ‌‌‍ ‌‍‌​‌‍‌‌​ ‌‌ ​​‌ ​‍‌‍‌‌‌ ​ ‌‍‌‌‌‍ ‍‌ ‌​‌‍​‌‌ ‌​‌‍‍‌‌‍ ‌‍ ‍​ ‍ ‌‍‍‌‌‍‌​​ ‌‌ ​ ‌‍‍‌‌ ‌​‌‍‌‌‌‌​ ‌‍‌‌‌ ‌​‌ ‌​‌‍‍‌‌‍ ‍‌‍‌ ‌ ​ ​ ‍ ‌ ‌​‌ ‍‌‌ ​​‌‍‌‌​ ‌‌ ​ ‌‍‍‌‌ ‌​‌‍‌‌‌‌​ ‌‍‌‌‌ ‌​‌ ‌​‌‍‍‌‌‍ ‍‌‍‌ ‌ ​ ​ ‍ ‌ ​​‌‍​‌‌ ‌​‌‍‍​​ ‌‌‍‌‍‌‍ ‌‍ ‌ ‌​‌‍‌‌‌ ​‍​‍ ‍‌‍ ‍‌‍​‌‌ ‌‍‌​ ​‌‍‍‌‌‍ ‍‌‍‍ ‌ ​ ​‍‌‌​ ‌‌‌​​‍‌‌ ‌‍‍ ‌‍‌‌‌ ‍‌​‍‌‌​ ​ ‌​‌​​‍‌‌​ ​ ‌​‌​​‍‌‌​ ​‍​ ​‍​ ​‍​ ‍‌​ ​​​ ​‌​ ​​‌‍​‍‌‍​‍‌‍​‍​ ‌‌‌‍​ ‌‍​ ​ ​ ​‍‌‌​ ​‍​ ​‍​‍‌‌​ ‌‌‌​‌​​‍ ‍‌‍ ​‌‍​‌‌‍​‍‌‍‌‌‌‍ ​​ ‌‍​‍‌‍​‌‌ ​ ‌‍‌‌‌‌‌‌‌ ​‍‌‍ ​​ ‌​‍‌‌​ ​‍‌​‌‍‌ ​ ‌ ‌​‌ ‌‌‌‍‌​‌‍‍‌‌‍ ​‍‌‍‌‍‍‌‌‍‌​​ ‌‌ ​ ‌‍‍‌‌ ‌​‌‍‌‌‌‌​ ‌‍‌‌‌ ‌​‌ ‌​‌‍‍‌‌‍ ‍‌‍‌ ‌ ​ ​‍‌‍‌ ‌​‌ ‍‌‌ ​​‌‍‌‌​ ‌‌ ​ ‌‍‍‌‌ ‌​‌‍‌‌‌‌​ ‌‍‌‌‌ ‌​‌ ‌​‌‍‍‌‌‍ ‍‌‍‌ ‌ ​ ​‍‌‍‌ ​​‌‍​‌‌ ‌​‌‍‍​​ ‌‌‍‌‍‌‍ ‌‍ ‌ ‌​‌‍‌‌‌ ​‍​‍ ‍‌‍ ‍‌‍​‌‌ ‌‍‌​ ​‌‍‍‌‌‍ ‍‌‍‍ ‌ ​ ​‍‌‌​ ‌‌‌​​‍‌‌ ‌‍‍ ‌‍‌‌‌ ‍‌​‍‌‌​ ​ ‌​‌​​‍‌‌​ ​ ‌​‌​​‍‌‌​ ​‍​ ​‍​ ​‍​ ‍‌​ ​​​ ​‌​ ​​‌‍​‍‌‍​‍‌‍​‍​ ‌‌‌‍​ ‌‍​ ​ ​ ​‍‌‌​ ​‍​ ​‍​‍‌‌​ ‌‌‌​‌​​‍ ‍‌‍ ​‌‍​‌‌‍​‍‌‍‌‌‌‍ ​​‍‌‍‌ ​​‌‍‌‌‌ ​‍‌ ​ ‌ ​​‌‍‌‌‌‍​ ‌ ‌​‌‍‍‌‌ ‌‍‌‍‌‌​ ‌‌ ​​‌ ‌‌‌‍​‍‌‍ ​‌‍‍‌‌ ​ ‌‍‍​‌‍‌‌‌‍‌​​‍​‍‌ ‌
R&D​​​​‌ ‍ ​‍​‍‌‍ ‌ ​‍‌‍‍‌‌‍‌ ‌‍‍‌‌‍ ‍​‍​‍​ ‍‍​‍​‍‌ ​ ‌‍​‌‌‍ ‍‌‍‍‌‌ ‌​‌ ‍‌​‍ ‍‌‍‍‌‌‍ ​‍​‍​‍ ​​‍​‍‌‍‍​‌ ​‍‌‍‌‌‌‍‌‍​‍​‍​ ‍‍​‍​‍​‍ ‌ ​ ‌ ‌​‌ ‌‌‌‍‌​‌‍‍‌‌‍ ​‍ ‌‍‍‌‌‍ ‍‌ ‌​‌‍‌‌‌‍ ‍‌ ‌​​‍ ‌‍‌‌‌‍‌​‌‍‍‌‌ ‌​​‍ ‌‍ ‌‌‍ ‌‍‌​‌‍‌‌​ ‌‌ ​​‌ ​‍‌‍‌‌‌ ​ ‌‍‌‌‌‍ ‍‌ ‌​‌‍​‌‌ ‌​‌‍‍‌‌‍ ‌‍ ‍​ ‍ ‌‍‍‌‌‍‌​​ ‌‌ ​ ‌‍‍‌‌ ‌​‌‍‌‌‌‌​ ‌‍‌‌‌ ‌​‌ ‌​‌‍‍‌‌‍ ‍‌‍‌ ‌ ​ ​ ‍ ‌ ‌​‌ ‍‌‌ ​​‌‍‌‌​ ‌‌ ​ ‌‍‍‌‌ ‌​‌‍‌‌‌‌​ ‌‍‌‌‌ ‌​‌ ‌​‌‍‍‌‌‍ ‍‌‍‌ ‌ ​ ​ ‍ ‌ ​​‌‍​‌‌ ‌​‌‍‍​​ ‌‌‍‌‍‌‍ ‌‍ ‌ ‌​‌‍‌‌‌ ​‍​‍ ‍‌‍ ‍‌‍​‌‌ ‌‍‌​ ​‌‍‍‌‌‍ ‍‌‍‍ ‌ ​ ​‍‌‌​ ‌‌‌​​‍‌‌ ‌‍‍ ‌‍‌‌‌ ‍‌​‍‌‌​ ​ ‌​‌​​‍‌‌​ ​ ‌​‌​​‍‌‌​ ​‍​ ​‍‌‍​ ​ ​​‌‍‌​‌‍​‍​ ​​‌‍​‍​ ‍‌​ ‍​​ ​‍‌‍‌​​ ‍‌​ ‌‍​‍‌‌​ ​‍​ ​‍​‍‌‌​ ‌‌‌​‌​​‍ ‍‌‍ ​‌‍​‌‌‍​‍‌‍‌‌‌‍ ​​ ‌‍​‍‌‍​‌‌ ​ ‌‍‌‌‌‌‌‌‌ ​‍‌‍ ​​ ‌​‍‌‌​ ​‍‌​‌‍‌ ​ ‌ ‌​‌ ‌‌‌‍‌​‌‍‍‌‌‍ ​‍‌‍‌‍‍‌‌‍‌​​ ‌‌ ​ ‌‍‍‌‌ ‌​‌‍‌‌‌‌​ ‌‍‌‌‌ ‌​‌ ‌​‌‍‍‌‌‍ ‍‌‍‌ ‌ ​ ​‍‌‍‌ ‌​‌ ‍‌‌ ​​‌‍‌‌​ ‌‌ ​ ‌‍‍‌‌ ‌​‌‍‌‌‌‌​ ‌‍‌‌‌ ‌​‌ ‌​‌‍‍‌‌‍ ‍‌‍‌ ‌ ​ ​‍‌‍‌ ​​‌‍​‌‌ ‌​‌‍‍​​ ‌‌‍‌‍‌‍ ‌‍ ‌ ‌​‌‍‌‌‌ ​‍​‍ ‍‌‍ ‍‌‍​‌‌ ‌‍‌​ ​‌‍‍‌‌‍ ‍‌‍‍ ‌ ​ ​‍‌‌​ ‌‌‌​​‍‌‌ ‌‍‍ ‌‍‌‌‌ ‍‌​‍‌‌​ ​ ‌​‌​​‍‌‌​ ​ ‌​‌​​‍‌‌​ ​‍​ ​‍‌‍​ ​ ​​‌‍‌​‌‍​‍​ ​​‌‍​‍​ ‍‌​ ‍​​ ​‍‌‍‌​​ ‍‌​ ‌‍​‍‌‌​ ​‍​ ​‍​‍‌‌​ ‌‌‌​‌​​‍ ‍‌‍ ​‌‍​‌‌‍​‍‌‍‌‌‌‍ ​​‍‌‍‌ ​​‌‍‌‌‌ ​‍‌ ​ ‌ ​​‌‍‌‌‌‍​ ‌ ‌​‌‍‍‌‌ ‌‍‌‍‌‌​ ‌‌ ​​‌ ‌‌‌‍​‍‌‍ ​‌‍‍‌‌ ​ ‌‍‍​‌‍‌‌‌‍‌​​‍​‍‌ ‌
Foundations​​​​‌ ‍ ​‍​‍‌‍ ‌ ​‍‌‍‍‌‌‍‌ ‌‍‍‌‌‍ ‍​‍​‍​ ‍‍​‍​‍‌ ​ ‌‍​‌‌‍ ‍‌‍‍‌‌ ‌​‌ ‍‌​‍ ‍‌‍‍‌‌‍ ​‍​‍​‍ ​​‍​‍‌‍‍​‌ ​‍‌‍‌‌‌‍‌‍​‍​‍​ ‍‍​‍​‍​‍ ‌ ​ ‌ ‌​‌ ‌‌‌‍‌​‌‍‍‌‌‍ ​‍ ‌‍‍‌‌‍ ‍‌ ‌​‌‍‌‌‌‍ ‍‌ ‌​​‍ ‌‍‌‌‌‍‌​‌‍‍‌‌ ‌​​‍ ‌‍ ‌‌‍ ‌‍‌​‌‍‌‌​ ‌‌ ​​‌ ​‍‌‍‌‌‌ ​ ‌‍‌‌‌‍ ‍‌ ‌​‌‍​‌‌ ‌​‌‍‍‌‌‍ ‌‍ ‍​ ‍ ‌‍‍‌‌‍‌​​ ‌‌ ​ ‌‍‍‌‌ ‌​‌‍‌‌‌‌​ ‌‍‌‌‌ ‌​‌ ‌​‌‍‍‌‌‍ ‍‌‍‌ ‌ ​ ​ ‍ ‌ ‌​‌ ‍‌‌ ​​‌‍‌‌​ ‌‌ ​ ‌‍‍‌‌ ‌​‌‍‌‌‌‌​ ‌‍‌‌‌ ‌​‌ ‌​‌‍‍‌‌‍ ‍‌‍‌ ‌ ​ ​ ‍ ‌ ​​‌‍​‌‌ ‌​‌‍‍​​ ‌‌‍‌‍‌‍ ‌‍ ‌ ‌​‌‍‌‌‌ ​‍​‍ ‍‌‍ ‍‌‍​‌‌ ‌‍‌​ ​‌‍‍‌‌‍ ‍‌‍‍ ‌ ​ ​‍‌‌​ ‌‌‌​​‍‌‌ ‌‍‍ ‌‍‌‌‌ ‍‌​‍‌‌​ ​ ‌​‌​​‍‌‌​ ​ ‌​‌​​‍‌‌​ ​‍​ ​‍‌‍‌​​ ‌‌​ ​​​ ​‌‌‍‌‌​ ​​‌‍‌​‌‍‌‍​ ‌‌‌‍‌‌​ ‌‌​ ‌ ​‍‌‌​ ​‍​ ​‍​‍‌‌​ ‌‌‌​‌​​‍ ‍‌‍ ​‌‍​‌‌‍​‍‌‍‌‌‌‍ ​​ ‌‍​‍‌‍​‌‌ ​ ‌‍‌‌‌‌‌‌‌ ​‍‌‍ ​​ ‌​‍‌‌​ ​‍‌​‌‍‌ ​ ‌ ‌​‌ ‌‌‌‍‌​‌‍‍‌‌‍ ​‍‌‍‌‍‍‌‌‍‌​​ ‌‌ ​ ‌‍‍‌‌ ‌​‌‍‌‌‌‌​ ‌‍‌‌‌ ‌​‌ ‌​‌‍‍‌‌‍ ‍‌‍‌ ‌ ​ ​‍‌‍‌ ‌​‌ ‍‌‌ ​​‌‍‌‌​ ‌‌ ​ ‌‍‍‌‌ ‌​‌‍‌‌‌‌​ ‌‍‌‌‌ ‌​‌ ‌​‌‍‍‌‌‍ ‍‌‍‌ ‌ ​ ​‍‌‍‌ ​​‌‍​‌‌ ‌​‌‍‍​​ ‌‌‍‌‍‌‍ ‌‍ ‌ ‌​‌‍‌‌‌ ​‍​‍ ‍‌‍ ‍‌‍​‌‌ ‌‍‌​ ​‌‍‍‌‌‍ ‍‌‍‍ ‌ ​ ​‍‌‌​ ‌‌‌​​‍‌‌ ‌‍‍ ‌‍‌‌‌ ‍‌​‍‌‌​ ​ ‌​‌​​‍‌‌​ ​ ‌​‌​​‍‌‌​ ​‍​ ​‍‌‍‌​​ ‌‌​ ​​​ ​‌‌‍‌‌​ ​​‌‍‌​‌‍‌‍​ ‌‌‌‍‌‌​ ‌‌​ ‌ ​‍‌‌​ ​‍​ ​‍​‍‌‌​ ‌‌‌​‌​​‍ ‍‌‍ ​‌‍​‌‌‍​‍‌‍‌‌‌‍ ​​‍‌‍‌ ​​‌‍‌‌‌ ​‍‌ ​ ‌ ​​‌‍‌‌‌‍​ ‌ ‌​‌‍‍‌‌ ‌‍‌‍‌‌​ ‌‌ ​​‌ ‌‌‌‍​‍‌‍ ​‌‍‍‌‌ ​ ‌‍‍​‌‍‌‌‌‍‌​​‍​‍‌ ‌
News​​​​‌ ‍ ​‍​‍‌‍ ‌ ​‍‌‍‍‌‌‍‌ ‌‍‍‌‌‍ ‍​‍​‍​ ‍‍​‍​‍‌ ​ ‌‍​‌‌‍ ‍‌‍‍‌‌ ‌​‌ ‍‌​‍ ‍‌‍‍‌‌‍ ​‍​‍​‍ ​​‍​‍‌‍‍​‌ ​‍‌‍‌‌‌‍‌‍​‍​‍​ ‍‍​‍​‍​‍ ‌ ​ ‌ ‌​‌ ‌‌‌‍‌​‌‍‍‌‌‍ ​‍ ‌‍‍‌‌‍ ‍‌ ‌​‌‍‌‌‌‍ ‍‌ ‌​​‍ ‌‍‌‌‌‍‌​‌‍‍‌‌ ‌​​‍ ‌‍ ‌‌‍ ‌‍‌​‌‍‌‌​ ‌‌ ​​‌ ​‍‌‍‌‌‌ ​ ‌‍‌‌‌‍ ‍‌ ‌​‌‍​‌‌ ‌​‌‍‍‌‌‍ ‌‍ ‍​ ‍ ‌‍‍‌‌‍‌​​ ‌‌ ​ ‌‍‍‌‌ ‌​‌‍‌‌‌‌​ ‌‍‌‌‌ ‌​‌ ‌​‌‍‍‌‌‍ ‍‌‍‌ ‌ ​ ​ ‍ ‌ ‌​‌ ‍‌‌ ​​‌‍‌‌​ ‌‌ ​ ‌‍‍‌‌ ‌​‌‍‌‌‌‌​ ‌‍‌‌‌ ‌​‌ ‌​‌‍‍‌‌‍ ‍‌‍‌ ‌ ​ ​ ‍ ‌ ​​‌‍​‌‌ ‌​‌‍‍​​ ‌‌‍‌‍‌‍ ‌‍ ‌ ‌​‌‍‌‌‌ ​‍​‍ ‍‌‍ ‍‌‍​‌‌ ‌‍‌​ ​‌‍‍‌‌‍ ‍‌‍‍ ‌ ​ ​‍‌‌​ ‌‌‌​​‍‌‌ ‌‍‍ ‌‍‌‌‌ ‍‌​‍‌‌​ ​ ‌​‌​​‍‌‌​ ​ ‌​‌​​‍‌‌​ ​‍​ ​‍​ ​‍‌‍​ ​ ​‍‌‍‌‌‌‍​‍​ ‌ ​ ‌‍​ ‍​‌‍‌​​ ‌‍‌‍​‌‌‍​ ​‍‌‌​ ​‍​ ​‍​‍‌‌​ ‌‌‌​‌​​‍ ‍‌‍ ​‌‍​‌‌‍​‍‌‍‌‌‌‍ ​​ ‌‍​‍‌‍​‌‌ ​ ‌‍‌‌‌‌‌‌‌ ​‍‌‍ ​​ ‌​‍‌‌​ ​‍‌​‌‍‌ ​ ‌ ‌​‌ ‌‌‌‍‌​‌‍‍‌‌‍ ​‍‌‍‌‍‍‌‌‍‌​​ ‌‌ ​ ‌‍‍‌‌ ‌​‌‍‌‌‌‌​ ‌‍‌‌‌ ‌​‌ ‌​‌‍‍‌‌‍ ‍‌‍‌ ‌ ​ ​‍‌‍‌ ‌​‌ ‍‌‌ ​​‌‍‌‌​ ‌‌ ​ ‌‍‍‌‌ ‌​‌‍‌‌‌‌​ ‌‍‌‌‌ ‌​‌ ‌​‌‍‍‌‌‍ ‍‌‍‌ ‌ ​ ​‍‌‍‌ ​​‌‍​‌‌ ‌​‌‍‍​​ ‌‌‍‌‍‌‍ ‌‍ ‌ ‌​‌‍‌‌‌ ​‍​‍ ‍‌‍ ‍‌‍​‌‌ ‌‍‌​ ​‌‍‍‌‌‍ ‍‌‍‍ ‌ ​ ​‍‌‌​ ‌‌‌​​‍‌‌ ‌‍‍ ‌‍‌‌‌ ‍‌​‍‌‌​ ​ ‌​‌​​‍‌‌​ ​ ‌​‌​​‍‌‌​ ​‍​ ​‍​ ​‍‌‍​ ​ ​‍‌‍‌‌‌‍​‍​ ‌ ​ ‌‍​ ‍​‌‍‌​​ ‌‍‌‍​‌‌‍​ ​‍‌‌​ ​‍​ ​‍​‍‌‌​ ‌‌‌​‌​​‍ ‍‌‍ ​‌‍​‌‌‍​‍‌‍‌‌‌‍ ​​‍‌‍‌ ​​‌‍‌‌‌ ​‍‌ ​ ‌ ​​‌‍‌‌‌‍​ ‌ ‌​‌‍‍‌‌ ‌‍‌‍‌‌​ ‌‌ ​​‌ ‌‌‌‍​‍‌‍ ​‌‍‍‌‌ ​ ‌‍‍​‌‍‌‌‌‍‌​​‍​‍‌ ‌ About​​​​‌ ‍ ​‍​‍‌‍ ‌ ​‍‌‍‍‌‌‍‌ ‌‍‍‌‌‍ ‍​‍​‍​ ‍‍​‍​‍‌ ​ ‌‍​‌‌‍ ‍‌‍‍‌‌ ‌​‌ ‍‌​‍ ‍‌‍‍‌‌‍ ​‍​‍​‍ ​​‍​‍‌‍‍​‌ ​‍‌‍‌‌‌‍‌‍​‍​‍​ ‍‍​‍​‍​‍ ‌ ​ ‌ ‌​‌ ‌‌‌‍‌​‌‍‍‌‌‍ ​‍ ‌‍‍‌‌‍ ‍‌ ‌​‌‍‌‌‌‍ ‍‌ ‌​​‍ ‌‍‌‌‌‍‌​‌‍‍‌‌ ‌​​‍ ‌‍ ‌‌‍ ‌‍‌​‌‍‌‌​ ‌‌ ​​‌ ​‍‌‍‌‌‌ ​ ‌‍‌‌‌‍ ‍‌ ‌​‌‍​‌‌ ‌​‌‍‍‌‌‍ ‌‍ ‍​ ‍ ‌‍‍‌‌‍‌​​ ‌‌ ​ ‌‍‍‌‌ ‌​‌‍‌‌‌‌​ ‌‍‌‌‌ ‌​‌ ‌​‌‍‍‌‌‍ ‍‌‍‌ ‌ ​ ​ ‍ ‌ ‌​‌ ‍‌‌ ​​‌‍‌‌​ ‌‌ ​ ‌‍‍‌‌ ‌​‌‍‌‌‌‌​ ‌‍‌‌‌ ‌​‌ ‌​‌‍‍‌‌‍ ‍‌‍‌ ‌ ​ ​ ‍ ‌ ​​‌‍​‌‌ ‌​‌‍‍​​ ‌‌‍‌‍‌‍ ‌‍ ‌ ‌​‌‍‌‌‌ ​‍​‍ ‍‌‍ ‍‌‍​‌‌ ‌‍‌​ ​‌‍‍‌‌‍ ‍‌‍‍ ‌ ​ ​‍‌‌​ ‌‌‌​​‍‌‌ ‌‍‍ ‌‍‌‌‌ ‍‌​‍‌‌​ ​ ‌​‌​​‍‌‌​ ​ ‌​‌​​‍‌‌​ ​‍​ ​‍​ ​‌​ ‌ ‌‍‌‌​ ​ ​ ‌‌​ ​‍​ ‍​‌‍​ ​ ‌‍​ ​ ‌‍​ ‌‍‌​​‍‌‌​ ​‍​ ​‍​‍‌‌​ ‌‌‌​‌​​‍ ‍‌‍ ​‌‍​‌‌‍​‍‌‍‌‌‌‍ ​​ ‌‍​‍‌‍​‌‌ ​ ‌‍‌‌‌‌‌‌‌ ​‍‌‍ ​​ ‌​‍‌‌​ ​‍‌​‌‍‌ ​ ‌ ‌​‌ ‌‌‌‍‌​‌‍‍‌‌‍ ​‍‌‍‌‍‍‌‌‍‌​​ ‌‌ ​ ‌‍‍‌‌ ‌​‌‍‌‌‌‌​ ‌‍‌‌‌ ‌​‌ ‌​‌‍‍‌‌‍ ‍‌‍‌ ‌ ​ ​‍‌‍‌ ‌​‌ ‍‌‌ ​​‌‍‌‌​ ‌‌ ​ ‌‍‍‌‌ ‌​‌‍‌‌‌‌​ ‌‍‌‌‌ ‌​‌ ‌​‌‍‍‌‌‍ ‍‌‍‌ ‌ ​ ​‍‌‍‌ ​​‌‍​‌‌ ‌​‌‍‍​​ ‌‌‍‌‍‌‍ ‌‍ ‌ ‌​‌‍‌‌‌ ​‍​‍ ‍‌‍ ‍‌‍​‌‌ ‌‍‌​ ​‌‍‍‌‌‍ ‍‌‍‍ ‌ ​ ​‍‌‌​ ‌‌‌​​‍‌‌ ‌‍‍ ‌‍‌‌‌ ‍‌​‍‌‌​ ​ ‌​‌​​‍‌‌​ ​ ‌​‌​​‍‌‌​ ​‍​ ​‍​ ​‌​ ‌ ‌‍‌‌​ ​ ​ ‌‌​ ​‍​ ‍​‌‍​ ​ ‌‍​ ​ ‌‍​ ‌‍‌​​‍‌‌​ ​‍​ ​‍​‍‌‌​ ‌‌‌​‌​​‍ ‍‌‍ ​‌‍​‌‌‍​‍‌‍‌‌‌‍ ​​‍‌‍‌ ​​‌‍‌‌‌ ​‍‌ ​ ‌ ​​‌‍‌‌‌‍​ ‌ ‌​‌‍‍‌‌ ‌‍‌‍‌‌​ ‌‌ ​​‌ ‌‌‌‍​‍‌‍ ​‌‍‍‌‌ ​ ‌‍‍​‌‍‌‌‌‍‌​​‍​‍‌ ‌